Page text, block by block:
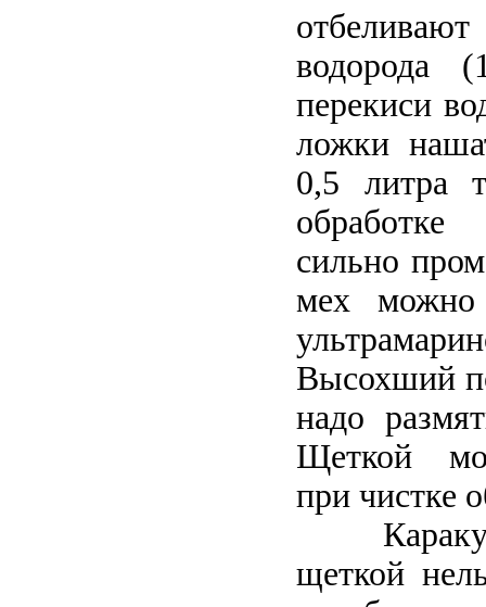
водорода
перекиси
ложки
0,5 литра
обработке
сильно
мех можно
Высохший
надо
Щеткой
при чистке
щеткой